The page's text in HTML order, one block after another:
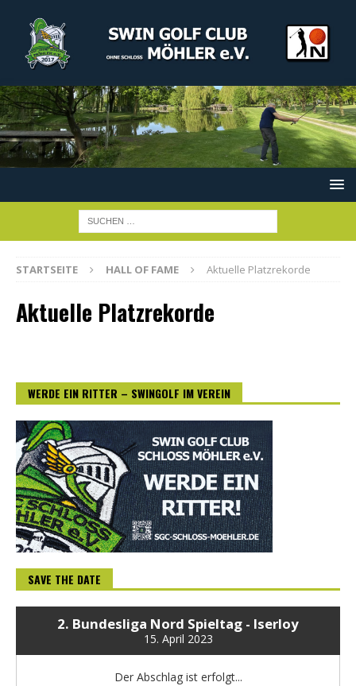
STARTSEITE HALL OF FAME Aktuelle Platzrekorde
Aktuelle Platzrekorde
WERDE EIN RITTER – SWINGOLF IM VEREIN
SAVE THE DATE
2. Bundesliga Nord Spieltag - Iserloy
15. April 2023
Der Abschlag ist erfolgt...